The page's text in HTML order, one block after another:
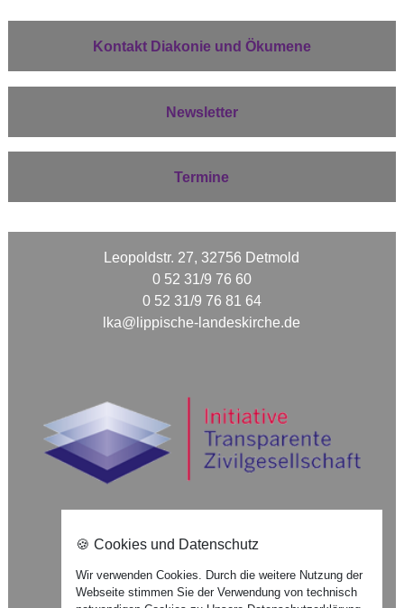
Kontakt Diakonie und Ökumene
Newsletter
Termine
Leopoldstr. 27, 32756 Detmold
0 52 31/9 76 60
0 52 31/9 76 81 64
lka@lippische-landeskirche.de
🍪 Cookies und Datenschutz
Wir verwenden Cookies. Durch die weitere Nutzung der
Webseite stimmen Sie der Verwendung von technisch